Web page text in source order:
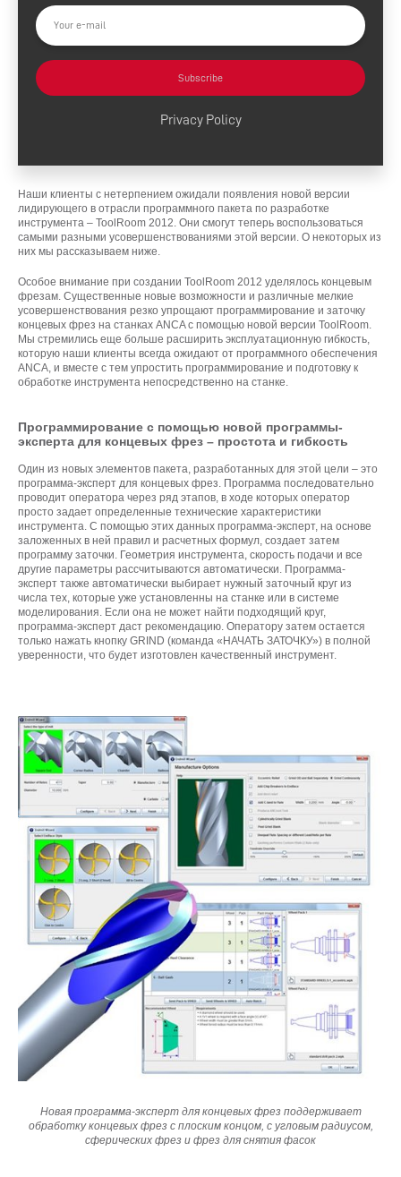
Subscribe
Privacy Policy
Наши клиенты с нетерпением ожидали появления новой версии
лидирующего в отрасли программного пакета по разработке
инструмента – ToolRoom 2012. Они смогут теперь воспользоваться
самыми разными усовершенствованиями этой версии. О некоторых из
них мы рассказываем ниже.
Особое внимание при создании ToolRoom 2012 уделялось концевым
фрезам. Существенные новые возможности и различные мелкие
усовершенствования резко упрощают программирование и заточку
концевых фрез на станках ANCA с помощью новой версии ToolRoom.
Мы стремились еще больше расширить эксплуатационную гибкость,
которую наши клиенты всегда ожидают от программного обеспечения
ANCA, и вместе с тем упростить программирование и подготовку к
обработке инструмента непосредственно на станке.
Программирование с помощью новой программы-
эксперта для концевых фрез – простота и гибкость
Один из новых элементов пакета, разработанных для этой цели – это
программа-эксперт для концевых фрез. Программа последовательно
проводит оператора через ряд этапов, в ходе которых оператор
просто задает определенные технические характеристики
инструмента. С помощью этих данных программа-эксперт, на основе
заложенных в ней правил и расчетных формул, создает затем
программу заточки. Геометрия инструмента, скорость подачи и все
другие параметры рассчитываются автоматически. Программа-
эксперт также автоматически выбирает нужный заточный круг из
числа тех, которые уже установленны на станке или в системе
моделирования. Если она не может найти подходящий круг,
программа-эксперт даст рекомендацию. Оператору затем остается
только нажать кнопку GRIND (команда «НАЧАТЬ ЗАТОЧКУ») в полной
уверенности, что будет изготовлен качественный инструмент.
Новая программа-эксперт для концевых фрез поддерживает
обработку концевых фрез с плоским концом, с угловым радиусом,
сферических фрез и фрез для снятия фасок